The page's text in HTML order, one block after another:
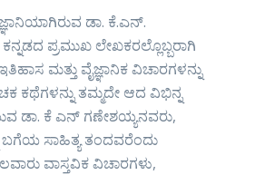
ಡಾ. ಕೆ.ಎನ್.
ಪ್ರಮುಖ ಲೇಖಕರಲ್ಲೊಬ್ಬರಾಗಿ
ಇತಿಹಾಸ ಮತ್ತು ವೈಜ್ಞಾನಿಕ ವಿಚಾರಗಳನ್ನು
ಕಥೆಗಳನ್ನು ತಮ್ಮದೇ ಆದ ವಿಭಿನ್ನ
ಡಾ. ಕೆ ಎನ್ ಗಣೇಶಯ್ಯನವರು,
ಬಗೆಯ ಸಾಹಿತ್ಯ ತಂದವರೆಂದು
ವಾಸ್ತವಿಕ ವಿಚಾರಗಳು,